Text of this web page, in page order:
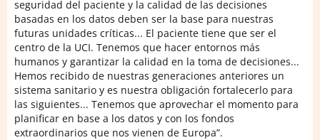
seguridad del paciente y la calidad de las decisiones
basadas en los datos deben ser la base para nuestras
futuras unidades críticas... El paciente tiene que ser el
centro de la UCI. Tenemos que hacer entornos más
humanos y garantizar la calidad en la toma de decisiones...
Hemos recibido de nuestras generaciones anteriores un
sistema sanitario y es nuestra obligación fortalecerlo para
las siguientes... Tenemos que aprovechar el momento para
planificar en base a los datos y con los fondos
extraordinarios que nos vienen de Europa”.